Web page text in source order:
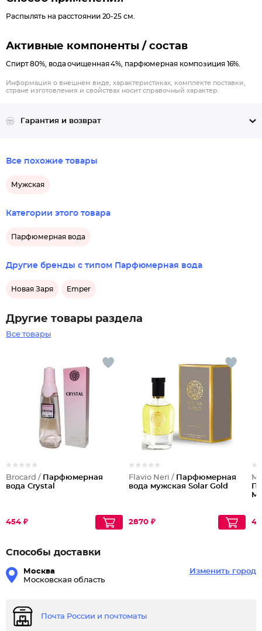
Распылять на расстоянии 20-25 см.
Активные компоненты / состав
Спирт 80%, вода очищенная 4%, парфюмерная композиция 16%.
Информация о внешнем виде, характеристиках, комплекте поставки,
стране изготовления и свойствах носит справочный характер.
Гарантия и возврат
Все похожие товары
Мужская
Категории этого товара
Парфюмерная вода
Другие бренды с типом Парфюмерная вода
Новая Заря Emper
Другие товары раздела
Все товары
Brocard / Парфюмерная
вода Crystal
454 ₽
Flavio Neri / Парфюмерная
вода мужская Solar Gold
2870 ₽
Способы доставки
Москва
Московская область
Изменить город
Почта России и почтоматы